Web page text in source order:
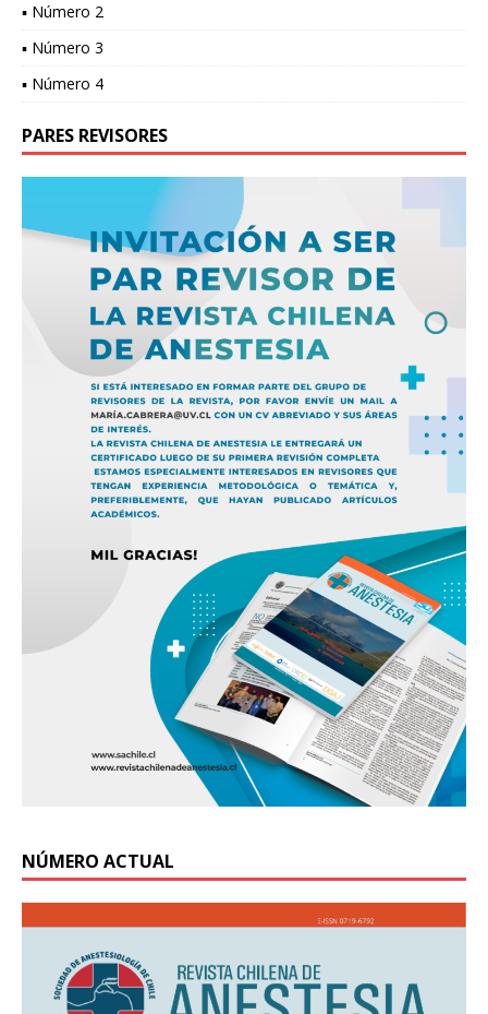
▪ Número 2
▪ Número 3
▪ Número 4
PARES REVISORES
NÚMERO ACTUAL